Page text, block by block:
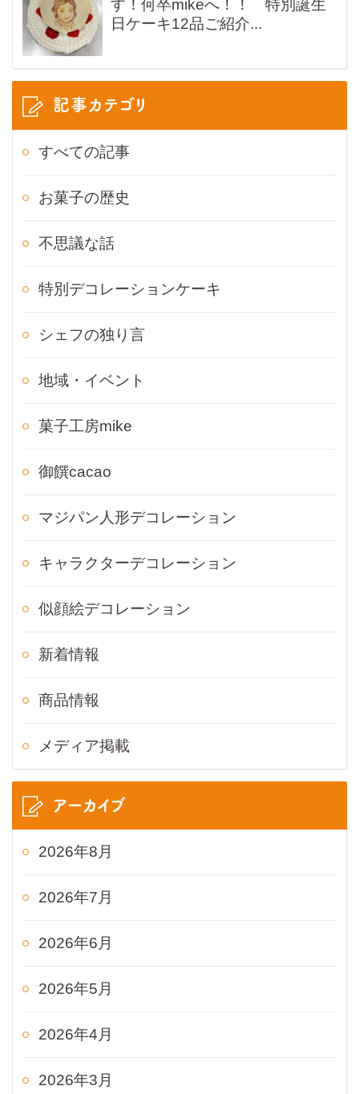
す！何卒mikeへ！！ 特別誕生
日ケーキ12品ご紹介...
記事カテゴリ
すべての記事
お菓子の歴史
不思議な話
特別デコレーションケーキ
シェフの独り言
地域・イベント
菓子工房mike
御饌cacao
マジパン人形デコレーション
キャラクターデコレーション
似顔絵デコレーション
新着情報
商品情報
メディア掲載
アーカイブ
2026年8月
2026年7月
2026年6月
2026年5月
2026年4月
2026年3月